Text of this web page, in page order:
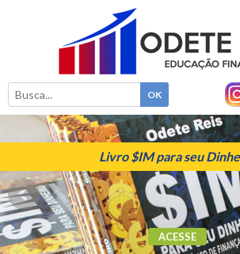
Livro $IM para seu
ACESSE